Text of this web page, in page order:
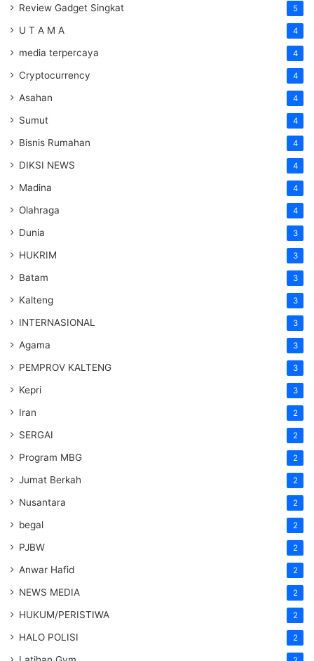
Review Gadget Singkat 5
U T A M A 4
media terpercaya 4
Cryptocurrency 4
Asahan 4
Sumut 4
Bisnis Rumahan 4
DIKSI NEWS 4
Madina 4
Olahraga 4
Dunia 3
HUKRIM 3
Batam 3
Kalteng 3
INTERNASIONAL 3
Agama 3
PEMPROV KALTENG 3
Kepri 3
Iran 2
SERGAI 2
Program MBG 2
Jumat Berkah 2
Nusantara 2
begal 2
PJBW 2
Anwar Hafid 2
NEWS MEDIA 2
HUKUM/PERISTIWA 2
HALO POLISI 2